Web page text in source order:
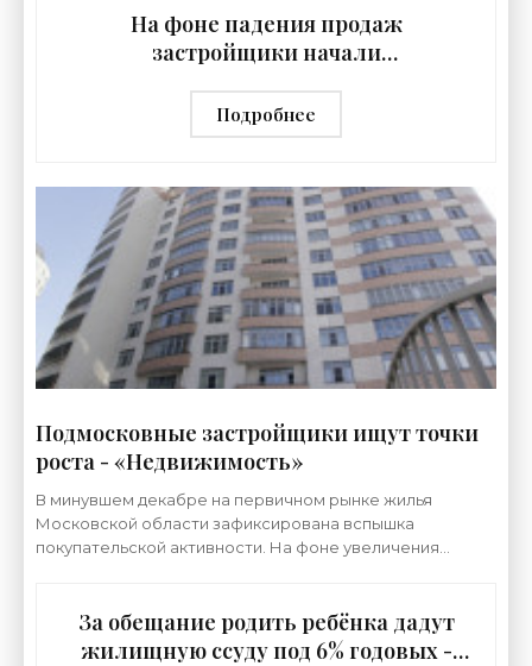
На фоне падения продаж
застройщики начали
«Недвижимость»
Подробнее
Подмосковные застройщики ищут точки
роста - «Недвижимость»
В минувшем декабре на первичном рынке жилья
Московской области зафиксирована вспышка
покупательской активности. На фоне увеличения
За обещание родить ребёнка дадут
жилищную ссуду под 6% годовых -